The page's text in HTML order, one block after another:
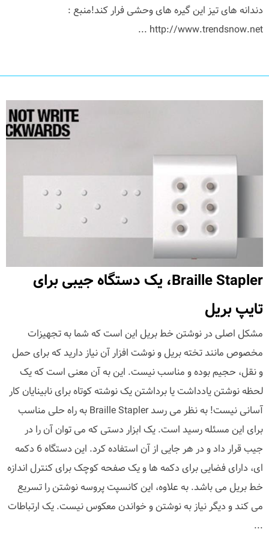
دندانه های تیز این گیره های وحشی فرار کند!منبع :
http://www.trendsnow.net ...
Braille Stapler، یک دستگاه جیبی برای
تایپ بریل
مشکل اصلی در نوشتن خط بریل این است که شما به تجهیزات
مخصوص مانند تخته بریل و نوشت افزار آن نیاز دارید که برای حمل
و نقل، حجیم بوده و مناسب نیست. این به آن معنی است که یک
لحظه نوشتن یادداشت یا برداشتن یک نوشته کوتاه برای نابینایان کار
آسانی نیست! به نظر می رسد Braille Stapler به راه حلی مناسب
برای این مسئله رسید است. یک ابزار دستی که می توان آن را در
جیب قرار داد و در هر جایی از آن استفاده کرد. این دستگاه 6 دکمه
ای، دارای فضایی برای دکمه ها و یک صفحه کوچک برای کنترل اندازه
خط بریل می باشد. به علاوه، این کانسپت پروسه نوشتن را تسریع
می کند و دیگر نیاز به نوشتن و خواندن معکوس نیست. یک ارتباطات
...